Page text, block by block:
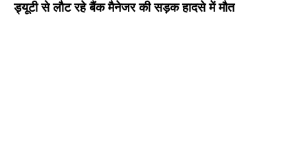
ड्यूटी से लौट रहे बैंक मैनेजर की सड़क हादसे में मौत